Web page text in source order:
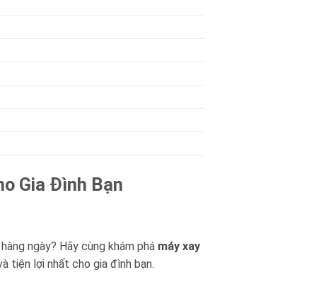
Gia Đình Bạn
ngày? Hãy cùng khám phá máy xay
tiện lợi nhất cho gia đình bạn.